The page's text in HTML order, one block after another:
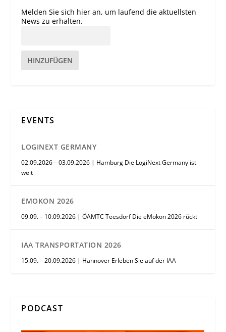
Melden Sie sich hier an, um laufend die aktuellsten
News zu erhalten.
HINZUFÜGEN
EVENTS
LOGINEXT GERMANY
02.09.2026 – 03.09.2026 | Hamburg Die LogiNext Germany ist
weit
EMOKON 2026
09.09. – 10.09.2026 | ÖAMTC Teesdorf Die eMokon 2026 rückt
IAA TRANSPORTATION 2026
15.09. – 20.09.2026 | Hannover Erleben Sie auf der IAA
PODCAST